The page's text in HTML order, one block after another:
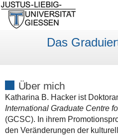
Das
Über mich
Katharina B. Hacker ist
International Graduate Centre
(GCSC). In ihrem
den Veränderungen der